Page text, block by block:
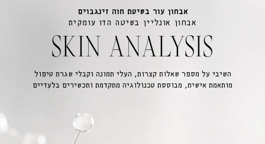
אבחון עור בשיטת חוה זינגבוים
אבחון אונליין בשיטה הדו עומקית
SKIN ANALYSIS
השיבי על מספר שאלות קצרות, העלי תמונה וקבלי שגרת טיפול
מותאמת אישית, מבוססת טכנולוגיה מתקדמת ותכשירים בלעדיים